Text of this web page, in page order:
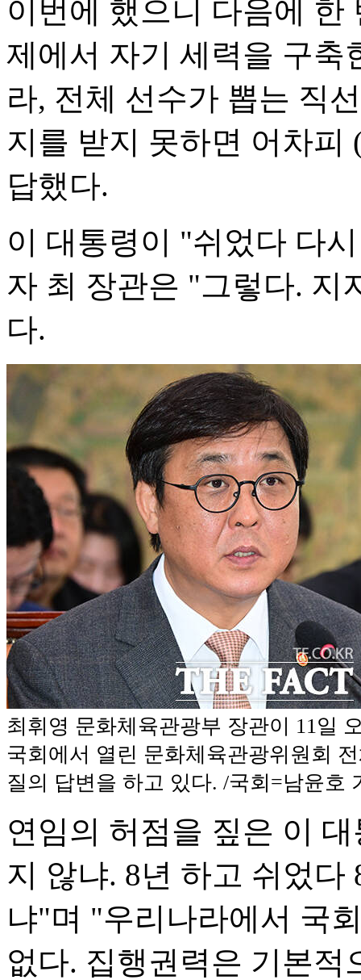
이번에 했으니 다음에 한
제에서 자기 세력을 구축
라, 전체 선수가 뽑는 직
지를 받지 못하면 어차피
답했다.
이 대통령이 "쉬었다 다
자 최 장관은 "그렇다. 지
다.
최휘영 문화체육관광부 장관이 11일
국회에서 열린 문화체육관광위원회
질의 답변을 하고 있다. /국회=남윤호
연임의 허점을 짚은 이
지 않냐. 8년 하고 쉬었
냐"며 "우리나라에서 국
없다. 집행권력은 기본적